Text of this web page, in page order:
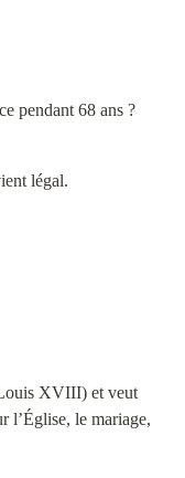
pendant 68 ans ?
légal.
XVIII) et veut
l’Église, le mariage,